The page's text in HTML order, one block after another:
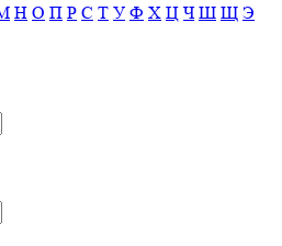
Н О П Р С Т У Ф Х Ц Ч Ш Щ Э